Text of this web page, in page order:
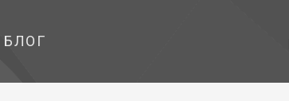
БЛОГ